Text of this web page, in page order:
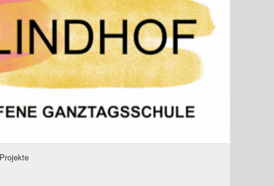
Projekte